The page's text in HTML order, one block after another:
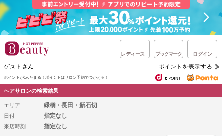
レディース ブックマーク ログイン
ゲストさん ポイントを表示する
ポイントが1%たまる！ ポイントはサロン予約でつかえる！
ヘアサロンの検索結果
エリア 緑橋・長田・新石切
日付 指定なし
来店時刻 指定なし